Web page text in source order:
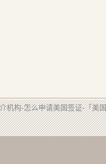
机构-怎么申请美国签证-「美